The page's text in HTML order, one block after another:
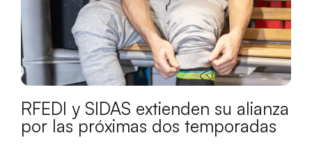
RFEDI y SIDAS extienden su alianza
por las próximas dos temporadas